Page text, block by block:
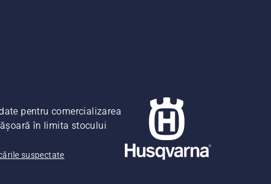
pentru comercializarea
în limita stocului
suspectate